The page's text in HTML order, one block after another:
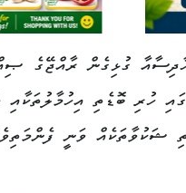
ގުޅިގެން ރާއްޖޭގެ
ހުރި ބޮޑެތި
ޝަކުވާތަކެއް ވަނީ